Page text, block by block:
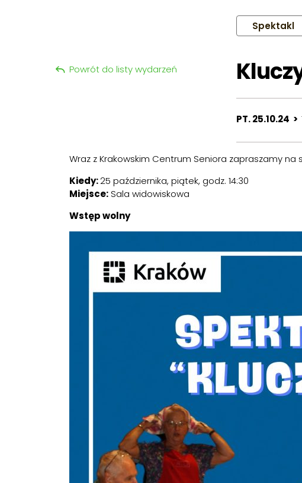
Spektakl
PT. 25.10.24 >
Powrót do listy wydarzeń
Wraz z Krakowskim Centrum Seniora zapraszamy
Kiedy:25 października, piątek, godz. 14:30
Miejsce:Sala widowiskowa
Wstęp wolny